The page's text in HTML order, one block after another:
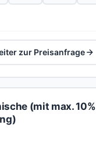
zur Preisanfrage
(mit max. 10%